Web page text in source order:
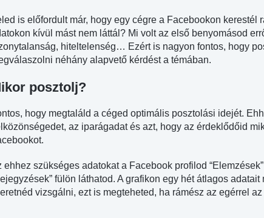
is előfordult már, hogy egy cégre a Facebookon kerestél
kívül mást nem láttál? Mi volt az első benyomásod
hiteltelenség… Ezért is nagyon fontos, hogy
néhány alapvető kérdést a témában.
posztolj?
hogy megtaláld a céged optimális posztolási idejét.
az iparágadat és azt, hogy az érdeklődőid
ehhez szükséges adatokat a Facebook profilod
fülön láthatod. A grafikon egy hét átlagos
vizsgálni, ezt is megteheted, ha rámész az egérrel